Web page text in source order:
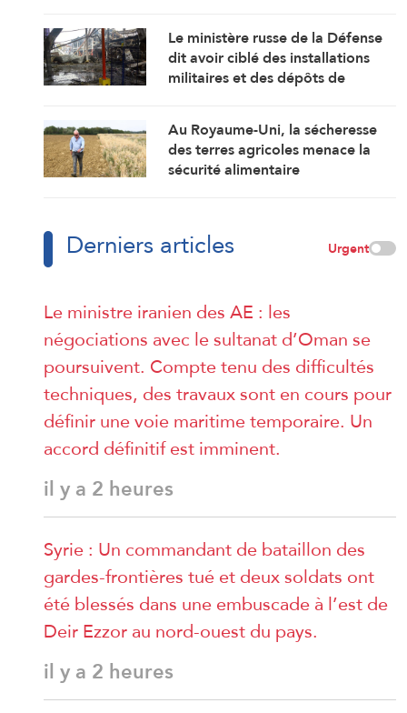
Le ministère russe de la Défense
dit avoir ciblé des installations
militaires et des dépôts de
Au Royaume-Uni, la sécheresse
des terres agricoles menace la
sécurité alimentaire
Derniers articles Urgent
Le ministre iranien des AE : les
négociations avec le sultanat d’Oman se
poursuivent. Compte tenu des difficultés
techniques, des travaux sont en cours pour
définir une voie maritime temporaire. Un
accord définitif est imminent.
il y a 2 heures
Syrie : Un commandant de bataillon des
gardes-frontières tué et deux soldats ont
été blessés dans une embuscade à l’est de
Deir Ezzor au nord-ouest du pays.
il y a 2 heures